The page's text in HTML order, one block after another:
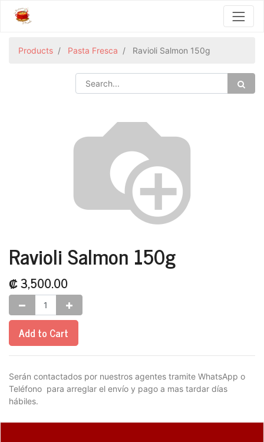
Products Pasta Fresca Ravioli Salmon 150g
Ravioli Salmon 150g
₡3,500.00
Add to Cart
Serán contactados por nuestros agentes tramite WhatsApp o
Teléfono para arreglar el envío y pago a mas tardar días
hábiles.